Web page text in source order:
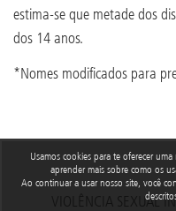
Usamos cookies para te oferecer
aprender mais sobre como os
Ao continuar a usar nosso site, você
estima-se que metade dos
dos 14 anos.
*Nomes modificados para
VIOLÊNCIA SEXUAL